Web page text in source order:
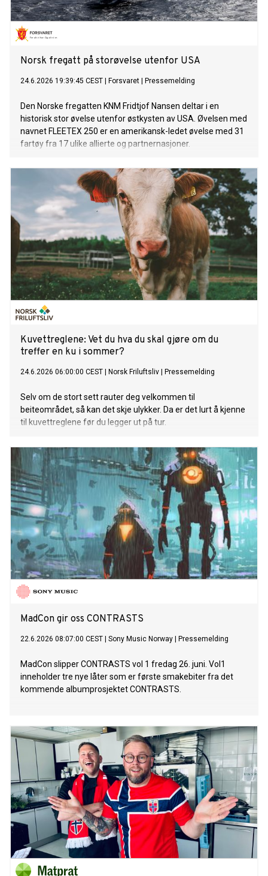
Norsk fregatt på storøvelse utenfor USA
24.6.2026 19:39:45 CEST Forsvaret Pressemelding
Den Norske fregatten KNM Fridtjof Nansen deltar i en
historisk stor øvelse utenfor østkysten av USA. Øvelsen med
navnet FLEETEX 250 er en amerikansk-ledet øvelse med 31
fartøy fra 17 ulike allierte og partnernasjoner.
Kuvettreglene: Vet du hva du skal gjøre om du
treffer en ku i sommer?
24.6.2026 06:00:00 CEST Norsk Friluftsliv Pressemelding
Selv om de stort sett rauter deg velkommen til
beiteområdet, så kan det skje ulykker. Da er det lurt å kjenne
til kuvettreglene før du legger ut på tur.
MadCon gir oss CONTRASTS
22.6.2026 08:07:00 CEST Sony Music Norway Pressemelding
MadCon slipper CONTRASTS vol 1 fredag 26. juni. Vol1
inneholder tre nye låter som er første smakebiter fra det
kommende albumprosjektet CONTRASTS.